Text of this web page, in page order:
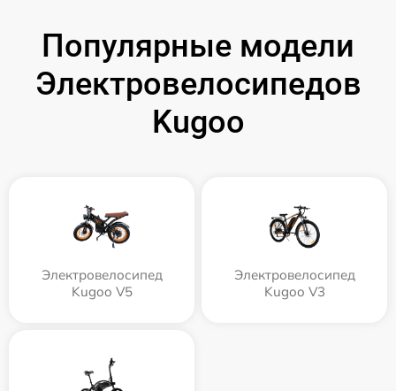
Популярные модели
Электровелосипедов
Kugoo
Электровелосипед
Kugoo V5
Электровелосипед
Kugoo V3